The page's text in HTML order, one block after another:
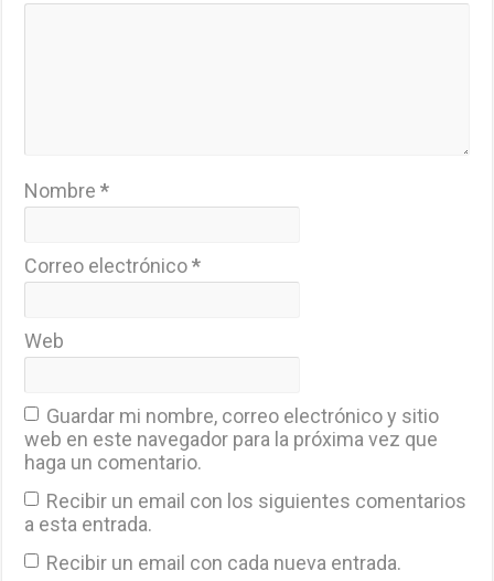
Nombre*
Correo electrónico*
Web
Guardar mi nombre, correo electrónico y sitio
web en este navegador para la próxima vez que
haga un comentario.
Recibir un email con los siguientes comentarios
a esta entrada.
Recibir un email con cada nueva entrada.